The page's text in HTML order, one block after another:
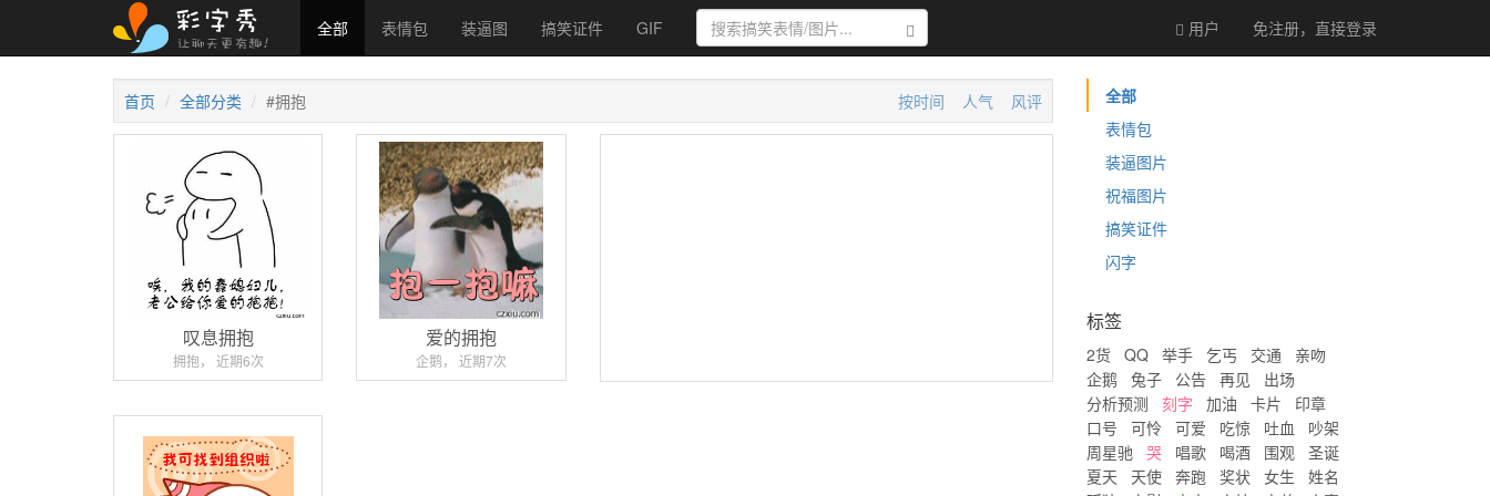
全部 表情包 装逼图 搞笑证件 GIF 搜索 用户 免注册，直接登录
首页 全部分类 #拥抱 按时间 人气 风评
叹息拥抱
拥抱， 近期6次
爱的拥抱
企鹅， 近期7次
全部
表情包
装逼图片
祝福图片
搞笑证件
闪字
标签
2货 QQ 举手 乞丐 交通
亲吻
企鹅
兔子 公告 再见
出场
分析预测
刻字 加油 卡片
印章
口号
可怜 可爱 吃惊 吐血
吵架
周星驰
哭 唱歌 喝酒 围观
圣诞
夏天
天使 奔跑 奖状 女生
姓名